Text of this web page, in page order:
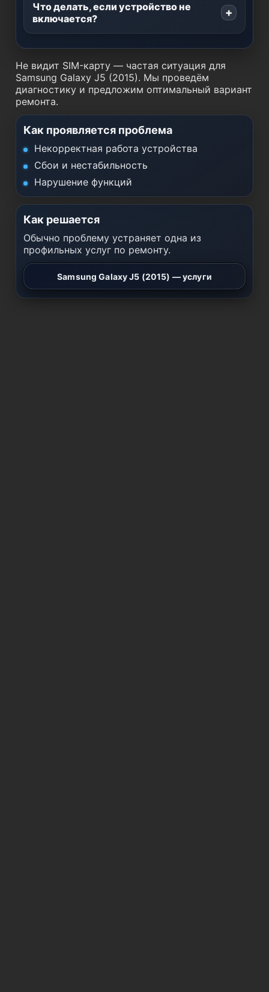
Что делать, если устройство не
включается?
Не видит SIM-карту — частая ситуация для
Samsung Galaxy J5 (2015). Мы проведём
диагностику и предложим оптимальный вариант
ремонта.
Как проявляется проблема
Некорректная работа устройства
Сбои и нестабильность
Нарушение функций
Как решается
Обычно проблему устраняет одна из
профильных услуг по ремонту.
Samsung Galaxy J5 (2015) — услуги